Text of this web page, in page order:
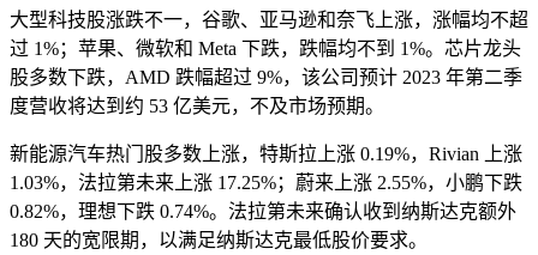
大型科技股涨跌不一，谷歌、亚马逊和奈飞上涨，涨幅均不超
过 1%；苹果、微软和 Meta 下跌，跌幅均不到 1%。芯片龙头
股多数下跌，AMD 跌幅超过 9%，该公司预计 2023 年第二季
度营收将达到约 53 亿美元，不及市场预期。
新能源汽车热门股多数上涨，特斯拉上涨 0.19%，Rivian 上涨
1.03%，法拉第未来上涨 17.25%；蔚来上涨 2.55%，小鹏下跌
0.82%，理想下跌 0.74%。法拉第未来确认收到纳斯达克额外
180 天的宽限期，以满足纳斯达克最低股价要求。